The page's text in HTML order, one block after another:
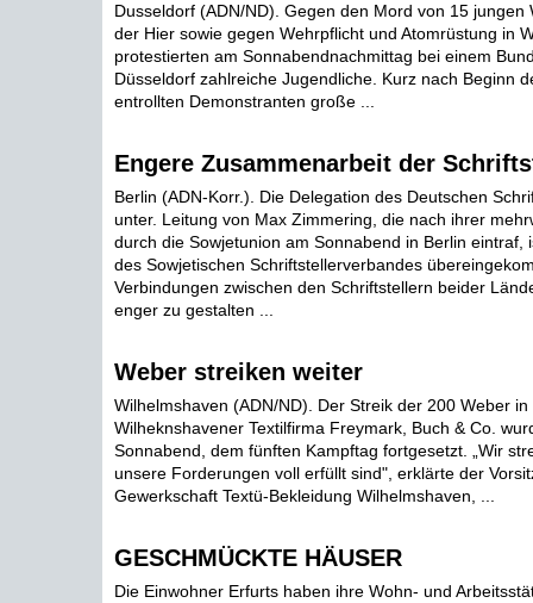
Dusseldorf (ADN/ND). Gegen den Mord von 15 jungen
der Hier sowie gegen Wehrpflicht und Atomrüstung in
protestierten am Sonnabendnachmittag bei einem
Düsseldorf zahlreiche Jugendliche. Kurz nach Beginn
entrollten Demonstranten große ...
Engere Zusammenarbeit der
Berlin (ADN-Korr.). Die Delegation des Deutschen
unter. Leitung von Max Zimmering, die nach ihrer
durch die Sowjetunion am Sonnabend in Berlin eintraf,
des Sowjetischen Schriftstellerverbandes
Verbindungen zwischen den Schriftstellern beider
enger zu gestalten ...
Weber streiken weiter
Wilhelmshaven (ADN/ND). Der Streik der 200 Weber in
Wilheknshavener Textilfirma Freymark, Buch & Co.
Sonnabend, dem fünften Kampftag fortgesetzt. „Wir
unsere Forderungen voll erfüllt sind", erklärte der
Gewerkschaft Textü-Bekleidung Wilhelmshaven, ...
GESCHMÜCKTE HÄUSER
Die Einwohner Erfurts haben ihre Wohn- und